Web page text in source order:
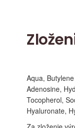
Aqua,
Adenosine,
Tocopherol,
Hyaluronate,